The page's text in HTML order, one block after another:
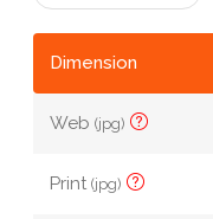
Dimension
Web(jpg)
Print(jpg)